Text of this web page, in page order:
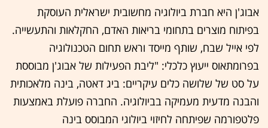
אבוג'ן היא חברת ביולוגיה מחשובית ישראלית העוסקת
בפיתוח מוצרים בתחומי בריאות האדם, החקלאות והתעשייה.
לפי אייל שבח, שותף מייסד וראש תחום הטכנולוגיה
בפרומתאוס ייעוץ כלכלי: "ליבת הפעילות של אבוג'ן מבוססת
על סט של שלושה כלים עיקריים: ביג דאטה, בינה מלאכותית
והבנה מדעית מעמיקה בביולוגיה. החברה פועלת באמצעות
פלטפורמה שפיתחה לחיזוי ביולוגי המבוסס בינה